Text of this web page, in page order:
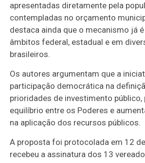
apresentadas diretamente pela
contempladas no orçamento
destaca ainda que o mecanismo já
âmbitos federal, estadual e em
brasileiros.
Os autores argumentam que a
participação democrática na
prioridades de investimento
equilíbrio entre os Poderes e
na aplicação dos recursos públicos.
A proposta foi protocolada em 12
recebeu a assinatura dos 13